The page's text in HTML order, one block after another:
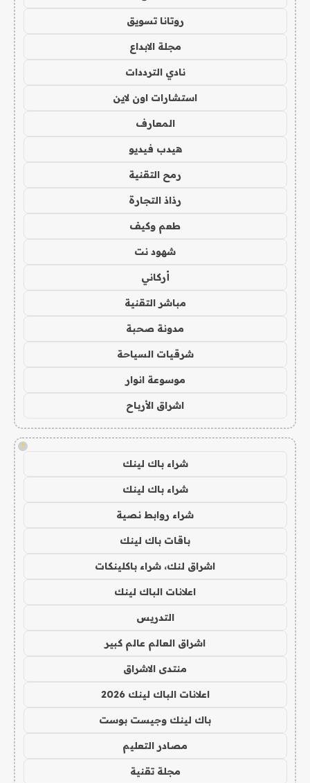
روتانا تسويق
مجلة الابداع
نادي الترددات
استشارات اون لاين
المعارف
هيدب فيديو
رمح التقنية
رذاذ التجارة
طعم وكيف
شهود نت
أركاني
مباشر التقنية
مدونة صحبة
شرقيات السياحة
موسوعة انوار
اشراق الأرباح
!
شراء باك لينك
شراء باك لينك
شراء روابط نصية
باقات باك لينك
اشراق لنك، شراء باكلينكات
اعلانات الباك لينك
التدريس
اشراق العالم عالم كبير
منتدى الاشراق
اعلانات الباك لينك 2026
باك لينك وجيست بوست
مصادر التعليم
مجلة تقنية